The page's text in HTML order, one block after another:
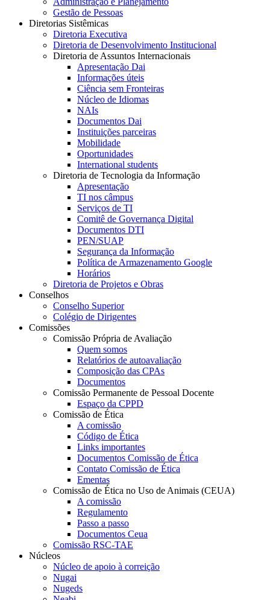
Gestão de Pessoas
Diretorias Sistêmicas
Diretoria Executiva
Diretoria de Desenvolvimento Institucional
Diretoria de Assuntos Internacionais
Apresentação Dai
Informações úteis
Ciência sem Fronteiras
Núcleo de Idiomas
NAIs
Documentos Dai
Instituições parceiras
Mobilidade
Oportunidades
International students
Diretoria de Tecnologia da Informação
Apresentação
TI nos câmpus
Serviços de TI
Comitê de Governança Digital
Documentos DTI
PEN/SUAP
Segurança da Informação
Política de Armazenamento Google
Horários
Diretoria de Projetos e Obras
Conselhos
Conselho Superior
Colégio de Dirigentes
Comissões
Comissão Própria de Avaliação
Quem somos
Relatórios de autoavaliação
Composição das CPAs
Documentos
Comissão Permanente de Pessoal Docente
Espaço da CPPD
Comissão de Ética
A comissão
Código de Ética
Links importantes
Documentos Comissão de Ética
Contato Comissão de Ética
Ementas
Comissão de Ética no Uso de Animais (CEUA)
A comissão
Regulamento
Passo a passo
Documentos Ceua
Comissão RSC-TAE
Núcleos
Núcleo de apoio à correição
Nugai
Nugeds